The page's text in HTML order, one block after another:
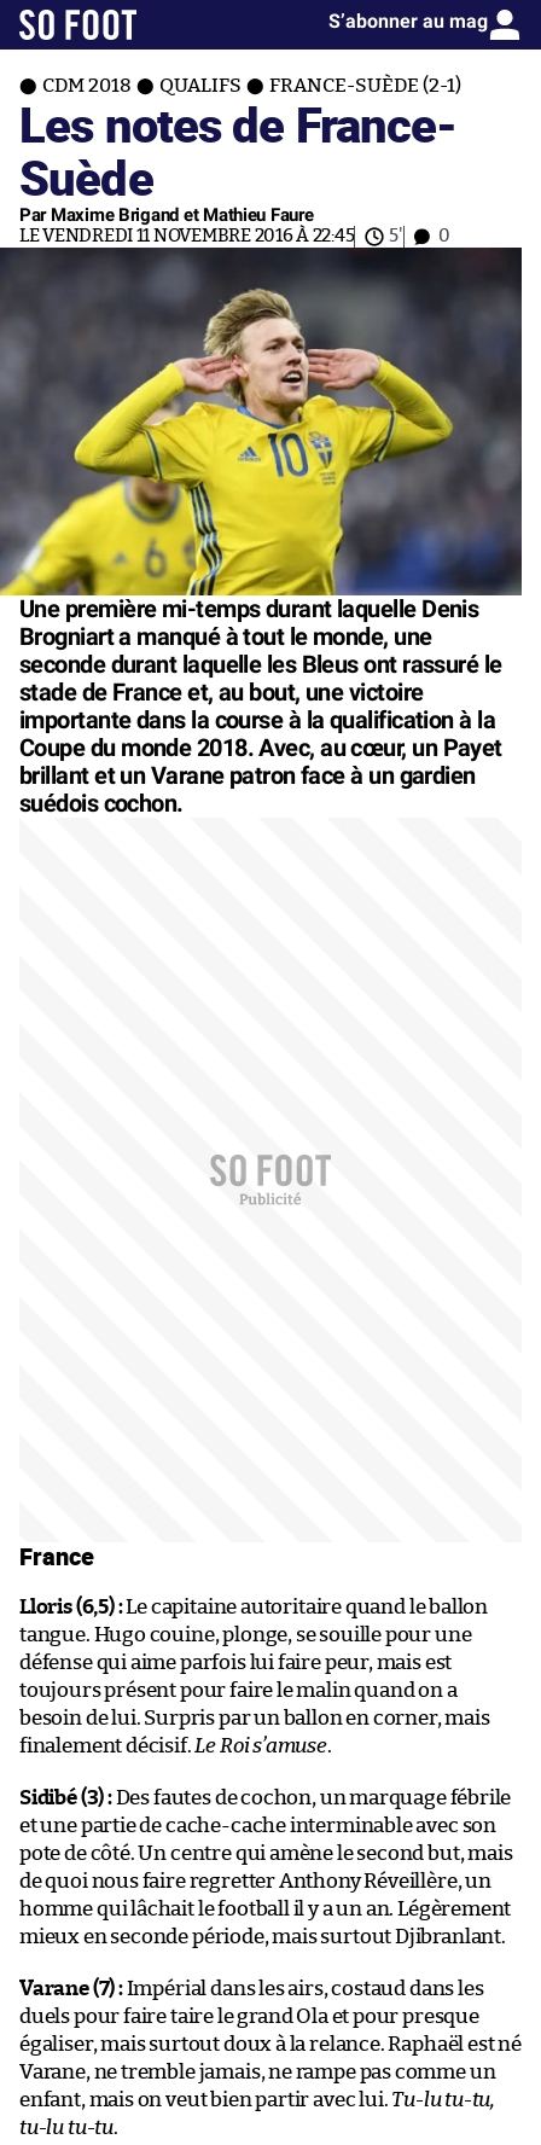
S’abonner au mag
CDM 2018 QUALIFS FRANCE-SUÈDE (2-1)
Les notes de France-
Suède
Par Maxime Brigand et Mathieu Faure
LE VENDREDI 11 NOVEMBRE 2016 À 22:45 5' 0
Une première mi-temps durant laquelle Denis
Brogniart a manqué à tout le monde, une
seconde durant laquelle les Bleus ont rassuré le
stade de France et, au bout, une victoire
importante dans la course à la qualification à la
Coupe du monde 2018. Avec, au cœur, un Payet
brillant et un Varane patron face à un gardien
suédois cochon.
France
Lloris (6,5) :Le capitaine autoritaire quand le ballon
tangue. Hugo couine, plonge, se souille pour une
défense qui aime parfois lui faire peur, mais est
toujours présent pour faire le malin quand on a
besoin de lui. Surpris par un ballon en corner, mais
finalement décisif. Le Roi s’amuse.
Sidibé (3) :Des fautes de cochon, un marquage fébrile
et une partie de cache-cache interminable avec son
pote de côté. Un centre qui amène le second but, mais
de quoi nous faire regretter Anthony Réveillère, un
homme qui lâchait le football il y a un an. Légèrement
mieux en seconde période, mais surtout Djibranlant.
Varane (7) :Impérial dans les airs, costaud dans les
duels pour faire taire le grand Ola et pour presque
égaliser, mais surtout doux à la relance. Raphaël est né
Varane, ne tremble jamais, ne rampe pas comme un
enfant, mais on veut bien partir avec lui. Tu-lu tu-tu,
tu-lu tu-tu.